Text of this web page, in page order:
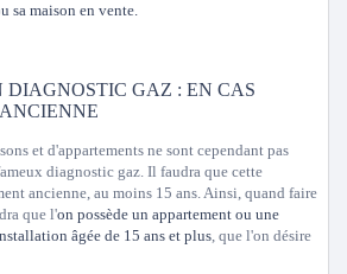
sa maison en vente.
GAZ : EN CAS
et d'appartements ne sont cependant pas
diagnostic gaz. Il faudra que cette
ancienne, au moins 15 ans. Ainsi, quand faire
que l'on possède un appartement ou une
âgée de 15 ans et plus, que l'on désire